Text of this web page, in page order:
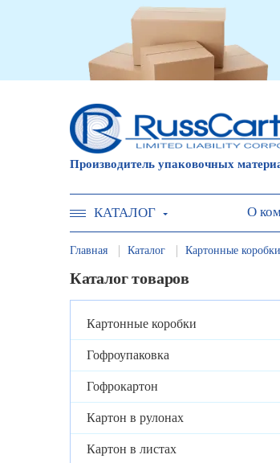
Производитель упаковочных
КАТАЛОГ О
Главная Каталог Картонные
Каталог товаров
Картонные коробки
Гофроупаковка
Гофрокартон
Картон в рулонах
Картон в листах